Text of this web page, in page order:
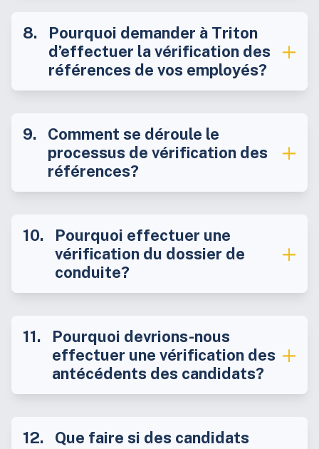
Pourquoi demander à Triton
d’effectuer la vérification des
références de vos employés?
Comment se déroule le
processus de vérification des
références?
Pourquoi effectuer une
vérification du dossier de
conduite?
Pourquoi devrions-nous
effectuer une vérification des
antécédents des candidats?
Que faire si des candidats